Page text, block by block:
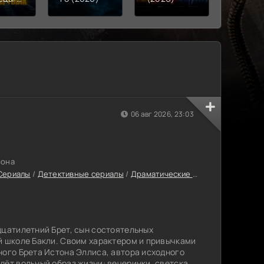
(2021-
/ Детективные сериалы / Драматические сериалы
Брет, сын состоятельных
школе Бакли. Своим характером и привычками
Брета Истона Эллиса, автора исходного
06 авг 2026, 23:03